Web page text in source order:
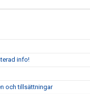
info!
och tillsättningar